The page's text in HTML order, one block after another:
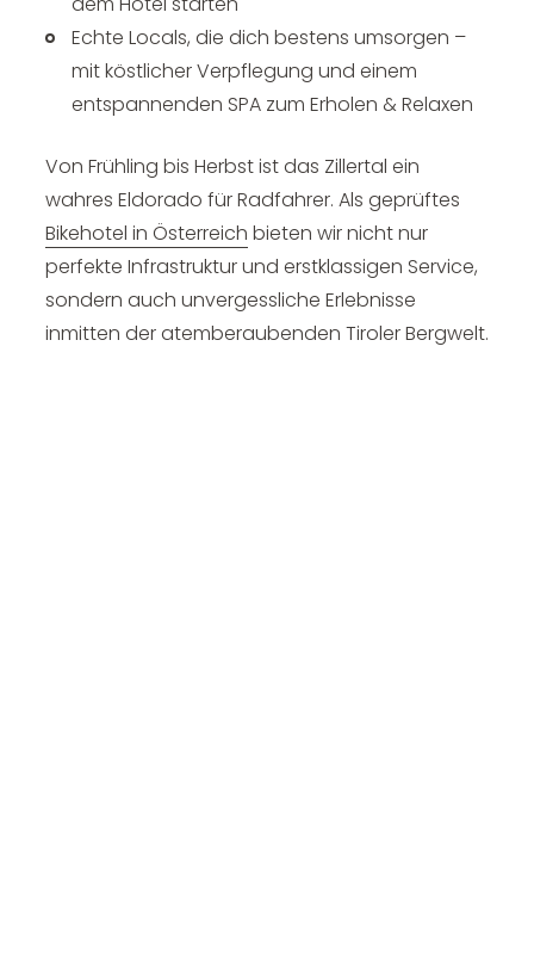
Echte Locals, die dich bestens umsorgen –
mit köstlicher Verpflegung und einem
entspannenden SPA zum Erholen & Relaxen
Von Frühling bis Herbst ist das Zillertal ein
wahres Eldorado für Radfahrer. Als geprüftes
Bikehotel in Österreich bieten wir nicht nur
perfekte Infrastruktur und erstklassigen Service,
sondern auch unvergessliche Erlebnisse
inmitten der atemberaubenden Tiroler Bergwelt.